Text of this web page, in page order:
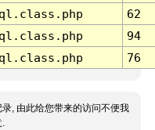
62
94
76
, 由此给您带来的访问不便我
.